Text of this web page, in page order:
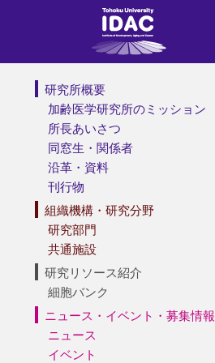
研究所概要
加齢医学研究所のミッション
所長あいさつ
同窓生・関係者
沿革・資料
刊行物
組織機構・研究分野
研究部門
共通施設
研究リソース紹介
細胞バンク
ニュース・イベント・募集情報
ニュース
イベント